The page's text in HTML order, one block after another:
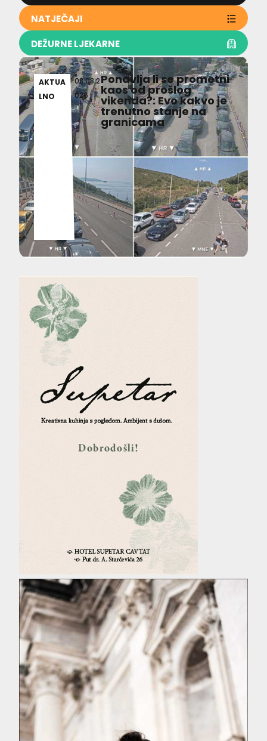
NATJEČAJI
DEŽURNE LJEKARNE
AKTUA
LNO
08.08.2
026
Ponavlja li se prometni
kaos od prošlog
vikenda?: Evo kakvo je
trenutno stanje na
granicama